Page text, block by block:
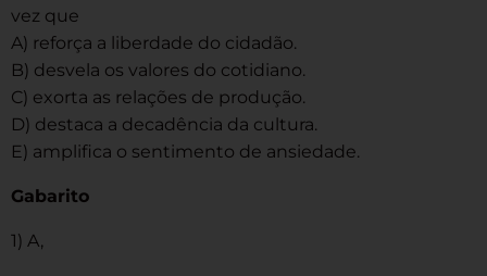
vez que
A) reforça a liberdade do cidadão.
B) desvela os valores do cotidiano.
C) exorta as relações de produção.
D) destaca a decadência da cultura.
E) amplifica o sentimento de ansiedade.
Gabarito
1) A,